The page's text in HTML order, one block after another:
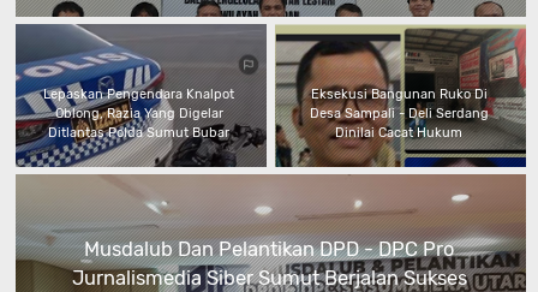
Lepaskan Pengendara Knalpot
Oblong, Razia Yang Digelar
Ditlantas Polda Sumut Bubar
Eksekusi Bangunan Ruko Di
Desa Sampali - Deli Serdang
Dinilai Cacat Hukum
Musdalub Dan Pelantikan DPD - DPC Pro
Jurnalismedia Siber Sumut Berjalan Sukses